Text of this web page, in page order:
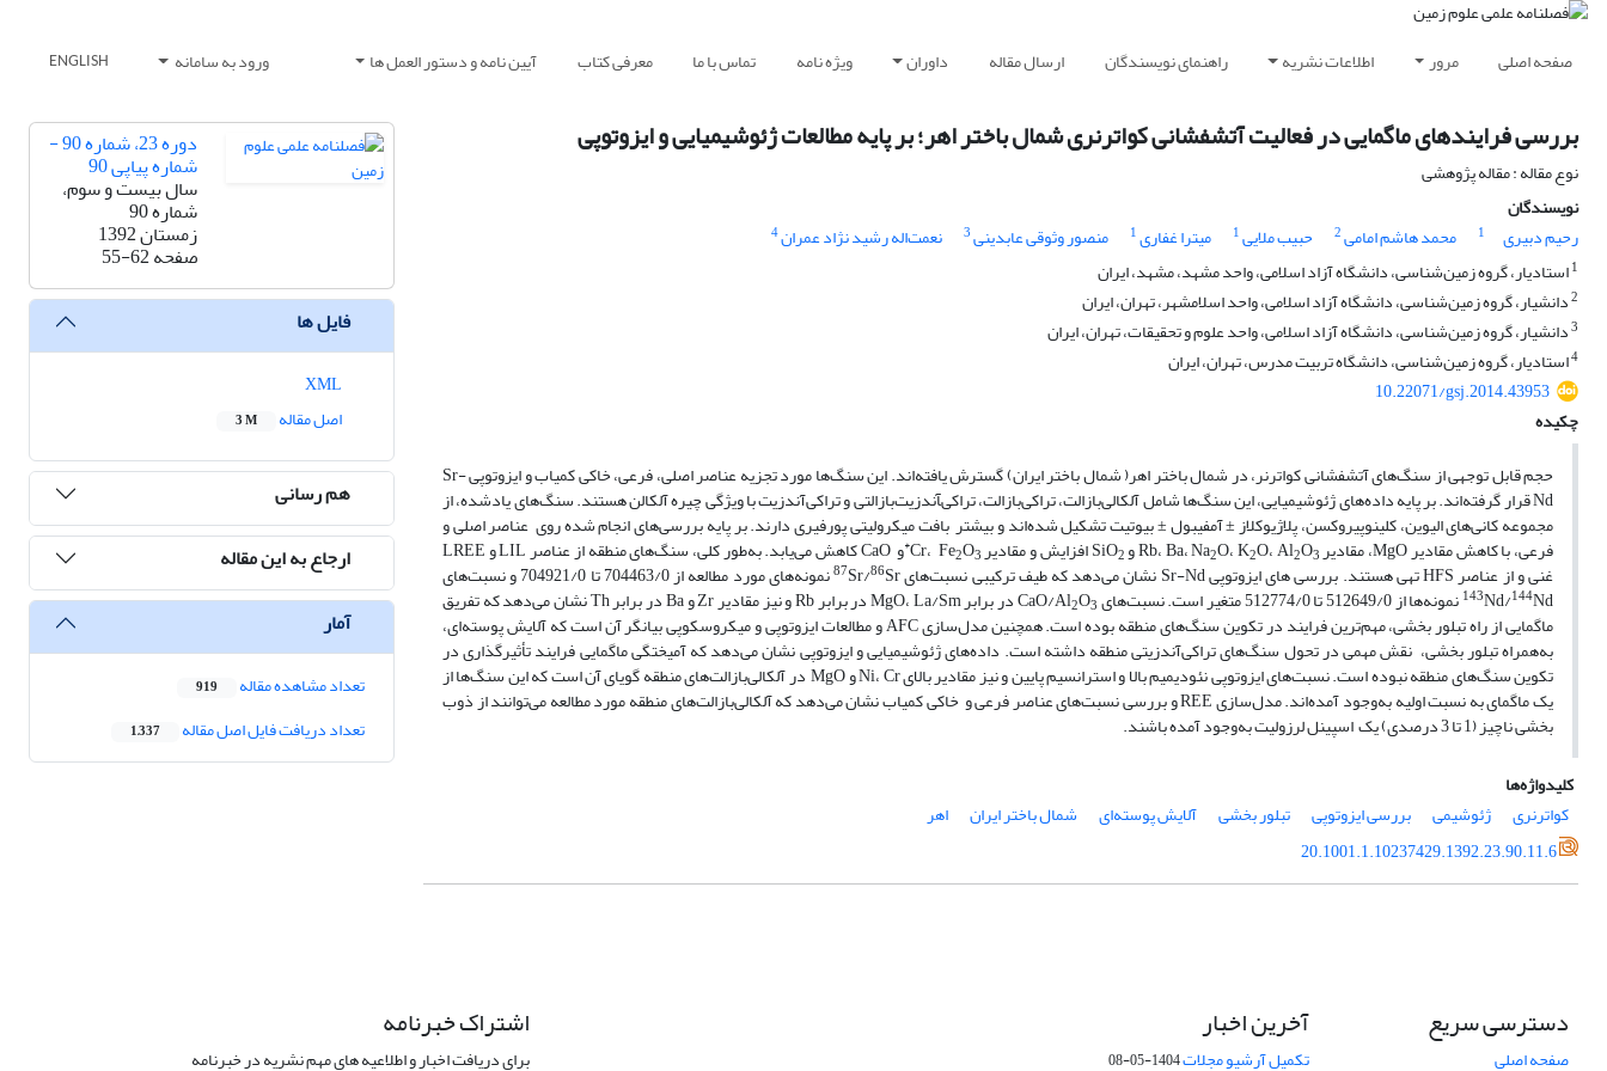
صفحه اصلی مرور اطلاعات نشریه راهنمای نویسندگان ارسال مقاله داوران ویژه نامه تماس با ما معرفی کتاب آیین نامه و دستور العمل ها ورود به سامانه ENGLISH
بررسی فرایندهای ماگمایی در فعالیت آتشفشانی کواترنری شمال باختر اهر؛ بر پایه مطالعات ژئوشیمیایی و ایزوتوپی
نوع مقاله : مقاله پژوهشی
نویسندگان
رحیم دبیری
1 محمد هاشم امامی2 حبیب ملایی1 میترا غفاری1 منصور وثوقی عابدینی3 نعمت‌اله رشید نژاد عمران4
1استادیار، گروه زمین‌شناسی، دانشگاه آزاد اسلامی، واحد مشهد، مشهد، ایران
2دانشیار، گروه زمین‌شناسی، دانشگاه آزاد اسلامی، واحد اسلامشهر، تهران، ایران
3دانشیار، گروه زمین‌شناسی، دانشگاه آزاد اسلامی، واحد علوم و تحقیقات، تهران، ایران
4استادیار، گروه زمین‌شناسی، دانشگاه تربیت مدرس، تهران، ایران
10.22071/gsj.2014.43953
چکیده
حجم قابل توجهی از سنگ‌های آتشفشانی کواترنر، در شمال باختر اهر( شمال باختر ایران) گسترش یافته‌اند. این سنگ‌ها مورد تجزیه عناصر اصلی، فرعی، خاکی کمیاب و ایزوتوپی Sr-
Nd قرار گرفته‌اند. بر پایه داده‌های ژئوشیمیایی، این سنگ‌ها شامل آلکالی‌بازالت، تراکی‌بازالت، تراکی‌‍آندزیت‌بازالتی و تراکی‌آندزیت با ویژگی چیره آلکالن هستند. سنگ‌های یادشده، از
مجموعه کانی‌های الیوین، کلینوپیروکسن، پلاژیوکلاز ± آمفیبول ± بیوتیت تشکیل شده‌اند و بیشتر بافت میکرولیتی پورفیری دارند. بر پایه بررسی‌های انجام شده روی عناصر اصلی و
فرعی، با کاهش مقادیر MgO، مقادیر Rb، Ba، Na 2O، K2O، Al2O3 و SiO2 افزایش و مقادیر Cr، Fe 2O3
* و CaO کاهش می‌یابد. به‌طور کلی، سنگ‌های منطقه از عناصر LIL و LREE
غنی‌ و از عناصر HFS تهی هستند. بررسی های ایزوتوپی Sr-Nd نشان می‌دهد که طیف ترکیبی نسبت‌های 87Sr/86Sr نمونه‌های مورد مطالعه از 704463/0 تا 704921/0 و نسبت‌های
143Nd/144Nd نمونه‌ها از 512649/0 تا 512774/0 متغیر است. نسبت‌های CaO/Al 2O3 در برابر MgO، La/Sm در برابر Rb و نیز مقادیر Zr و Ba در برابر Th نشان می‌دهد که تفریق
ماگمایی از راه تبلور بخشی، مهم‌ترین فرایند در تکوین سنگ‌های منطقه بوده است. همچنین مدل‌‌سازی AFC و مطالعات ایزوتوپی و میکروسکوپی بیانگر آن است که آلایش پوسته‌ای،
به‌همراه تبلور بخشی، نقش مهمی در تحول سنگ‌های تراکی‌آندزیتی منطقه داشته است. داده‌های ژئوشیمیایی و ایزوتوپی نشان می‌دهد که آمیختگی ماگمایی فرایند تأثیر‌گذاری در
تکوین سنگ‌های منطقه نبوده است. نسبت‌های ایزوتوپی نئودیمیم بالا و استرانسیم پایین و نیز مقادیر بالای Ni، Cr و MgO در آلکالی‌بازالت‌های منطقه گویای آن است که این سنگ‌ها از
یک ماگمای به نسبت اولیه به‌وجود آمده‌اند. مدل‌سازی REE و بررسی نسبت‌های عناصر فرعی و خاکی کمیاب نشان می‌دهد که آلکالی‌بازالت‌های منطقه مورد مطالعه می‌توانند از ذوب
بخشی ناچیز (1 تا 3 درصدی) یک اسپینل لرزولیت به‌وجود آمده باشند.
کلیدواژه‌ها
کواترنری
ژئوشیمی بررسی ایزوتوپی تبلور بخشی آلایش پوسته‌ای شمال باختر ایران
اهر
20.1001.1.10237429.1392.23.90.11.6
دوره 23، شماره 90 -
شماره پیاپی 90
سال بیست و سوم،
شماره 90
زمستان 1392
صفحه55-62
فایل ها
اصل مقاله
3 M
هم رسانی
ارجاع به این مقاله
آمار
تعداد مشاهده مقاله 919
تعداد دریافت فایل اصل مقاله 1,337
دسترسی سریع
صفحه اصلی
آخرین اخبار
تکمیل آرشیو مجلات1404-05-08
اشتراک خبرنامه
برای دریافت اخبار و اطلاعیه های مهم نشریه در خبرنامه